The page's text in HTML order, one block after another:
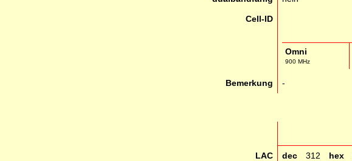
Cell-ID
Omni
900 MHz
Bemerkung -
LAC dec 312 hex